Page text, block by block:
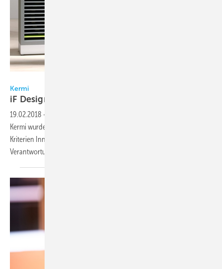
Kermi
iF Design Award für
19.02.2018 -
Kermi wurden mit dem iF Design Award ausgezeichnet. Auch die
Kriterien Innovation und Ausarbeitung, Funktionalität, Qualität,
Verantwortung und Positionierung wurden positiv